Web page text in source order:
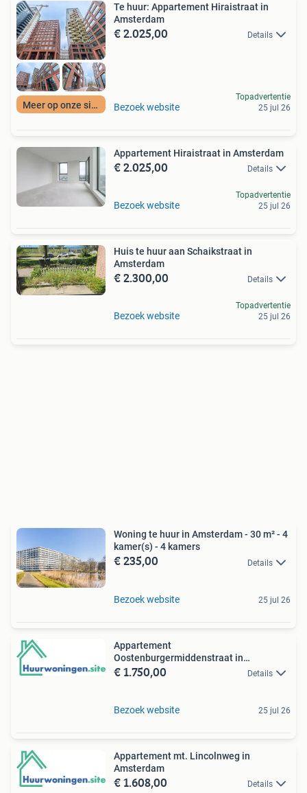
Meer op onze site
Te huur: Appartement Hiraistraat in
Amsterdam
€ 2.025,00 Details
Bezoek website
Topadvertentie
25 jul 26
Appartement Hiraistraat in Amsterdam
€ 2.025,00 Details
Bezoek website
Topadvertentie
25 jul 26
Huis te huur aan Schaikstraat in
Amsterdam
€ 2.300,00 Details
Bezoek website
Topadvertentie
25 jul 26
Woning te huur in Amsterdam - 30 m² - 4
kamer(s) - 4 kamers
€ 235,00 Details
Bezoek website 25 jul 26
Appartement
Oostenburgermiddenstraat in
Amsterdam
€ 1.750,00 Details
Bezoek website 25 jul 26
Appartement mt. Lincolnweg in
Amsterdam
€ 1.608,00 Details